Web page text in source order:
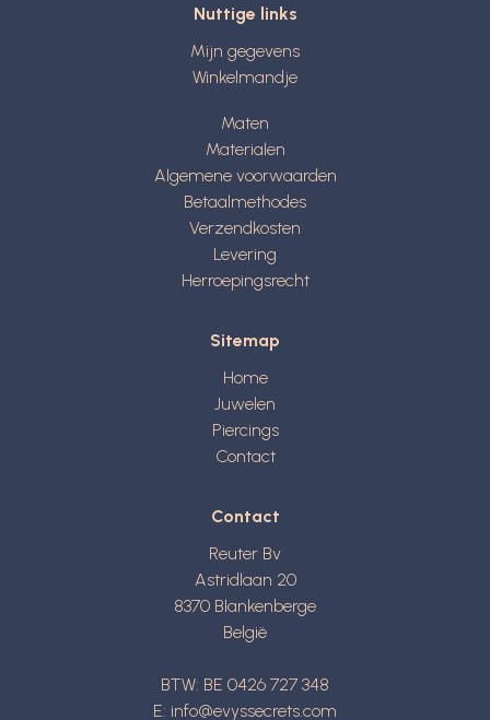
Nuttige links
Mijn gegevens
Winkelmandje
Maten
Materialen
Algemene voorwaarden
Betaalmethodes
Verzendkosten
Levering
Herroepingsrecht
Sitemap
Home
Juwelen
Piercings
Contact
Contact
Reuter Bv
Astridlaan 20
8370 Blankenberge
België
BTW: BE 0426 727 348
E: info@evyssecrets.com